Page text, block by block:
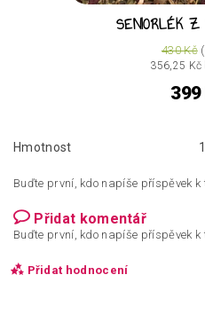
SENIORLÉK
430 Kč
356,25 Kč
399
Hmotnost
Buďte první, kdo napíše příspěvek k
Přidat komentář
Buďte první, kdo napíše příspěvek k
Přidat hodnocení